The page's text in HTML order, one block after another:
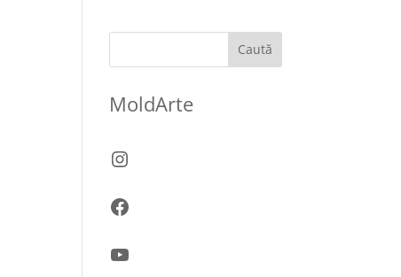
Caută
MoldArte
Instagram
Facebook
YouTube